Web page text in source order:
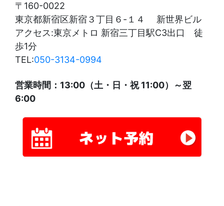
〒160-0022
東京都新宿区新宿３丁目６-１４ 新世界ビル
アクセス:東京メトロ 新宿三丁目駅C3出口 徒
歩1分
TEL:050-3134-0994
営業時間：13:00（土・日・祝 11:00）～翌
6:00